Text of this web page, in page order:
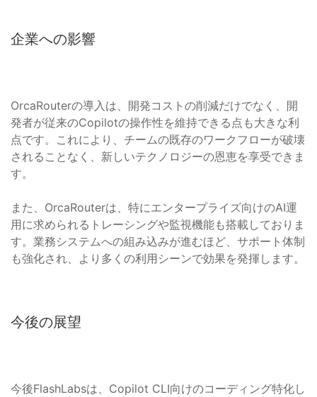
企業への影響
OrcaRouterの導入は、開発コストの削減だけでなく、開
発者が従来のCopilotの操作性を維持できる点も大きな利
点です。これにより、チームの既存のワークフローが破壊
されることなく、新しいテクノロジーの恩恵を享受できま
す。
また、OrcaRouterは、特にエンタープライズ向けのAI運
用に求められるトレーシングや監視機能も搭載しておりま
す。業務システムへの組み込みが進むほど、サポート体制
も強化され、より多くの利用シーンで効果を発揮します。
今後の展望
今後FlashLabsは、Copilot CLI向けのコーディング特化し